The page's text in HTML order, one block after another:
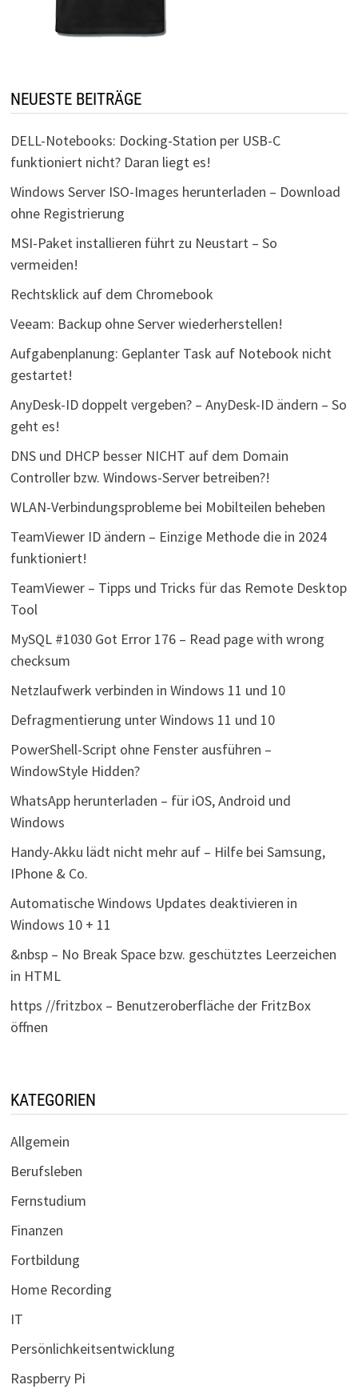
NEUESTE BEITRÄGE
DELL-Notebooks: Docking-Station per USB-C
funktioniert nicht? Daran liegt es!
Windows Server ISO-Images herunterladen – Download
ohne Registrierung
MSI-Paket installieren führt zu Neustart – So
vermeiden!
Rechtsklick auf dem Chromebook
Veeam: Backup ohne Server wiederherstellen!
Aufgabenplanung: Geplanter Task auf Notebook nicht
gestartet!
AnyDesk-ID doppelt vergeben? – AnyDesk-ID ändern – So
geht es!
DNS und DHCP besser NICHT auf dem Domain
Controller bzw. Windows-Server betreiben?!
WLAN-Verbindungsprobleme bei Mobilteilen beheben
TeamViewer ID ändern – Einzige Methode die in 2024
funktioniert!
TeamViewer – Tipps und Tricks für das Remote Desktop
Tool
MySQL #1030 Got Error 176 – Read page with wrong
checksum
Netzlaufwerk verbinden in Windows 11 und 10
Defragmentierung unter Windows 11 und 10
PowerShell-Script ohne Fenster ausführen –
WindowStyle Hidden?
WhatsApp herunterladen – für iOS, Android und
Windows
Handy-Akku lädt nicht mehr auf – Hilfe bei Samsung,
IPhone & Co.
Automatische Windows Updates deaktivieren in
Windows 10 + 11
&nbsp – No Break Space bzw. geschütztes Leerzeichen
in HTML
https //fritzbox – Benutzeroberfläche der FritzBox
öffnen
KATEGORIEN
Allgemein
Berufsleben
Fernstudium
Finanzen
Fortbildung
Home Recording
IT
Persönlichkeitsentwicklung
Raspberry Pi